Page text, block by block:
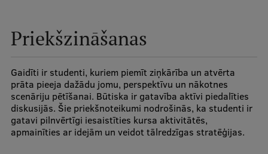
Reitingi
Virtuālā tūre
Ilgtspējīga attīstība
Studiju un vides pieejamība
Priekšzināšanas
Gaidīti ir studenti, kuriem piemīt ziņkārība un atvērta
prāta pieeja dažādu jomu, perspektīvu un nākotnes
scenāriju pētīšanai. Būtiska ir gatavība aktīvi piedalīties
diskusijās. Šie priekšnoteikumi nodrošinās, ka studenti ir
gatavi pilnvērtīgi iesaistīties kursa aktivitātēs,
apmainīties ar idejām un veidot tālredzīgas stratēģijas.